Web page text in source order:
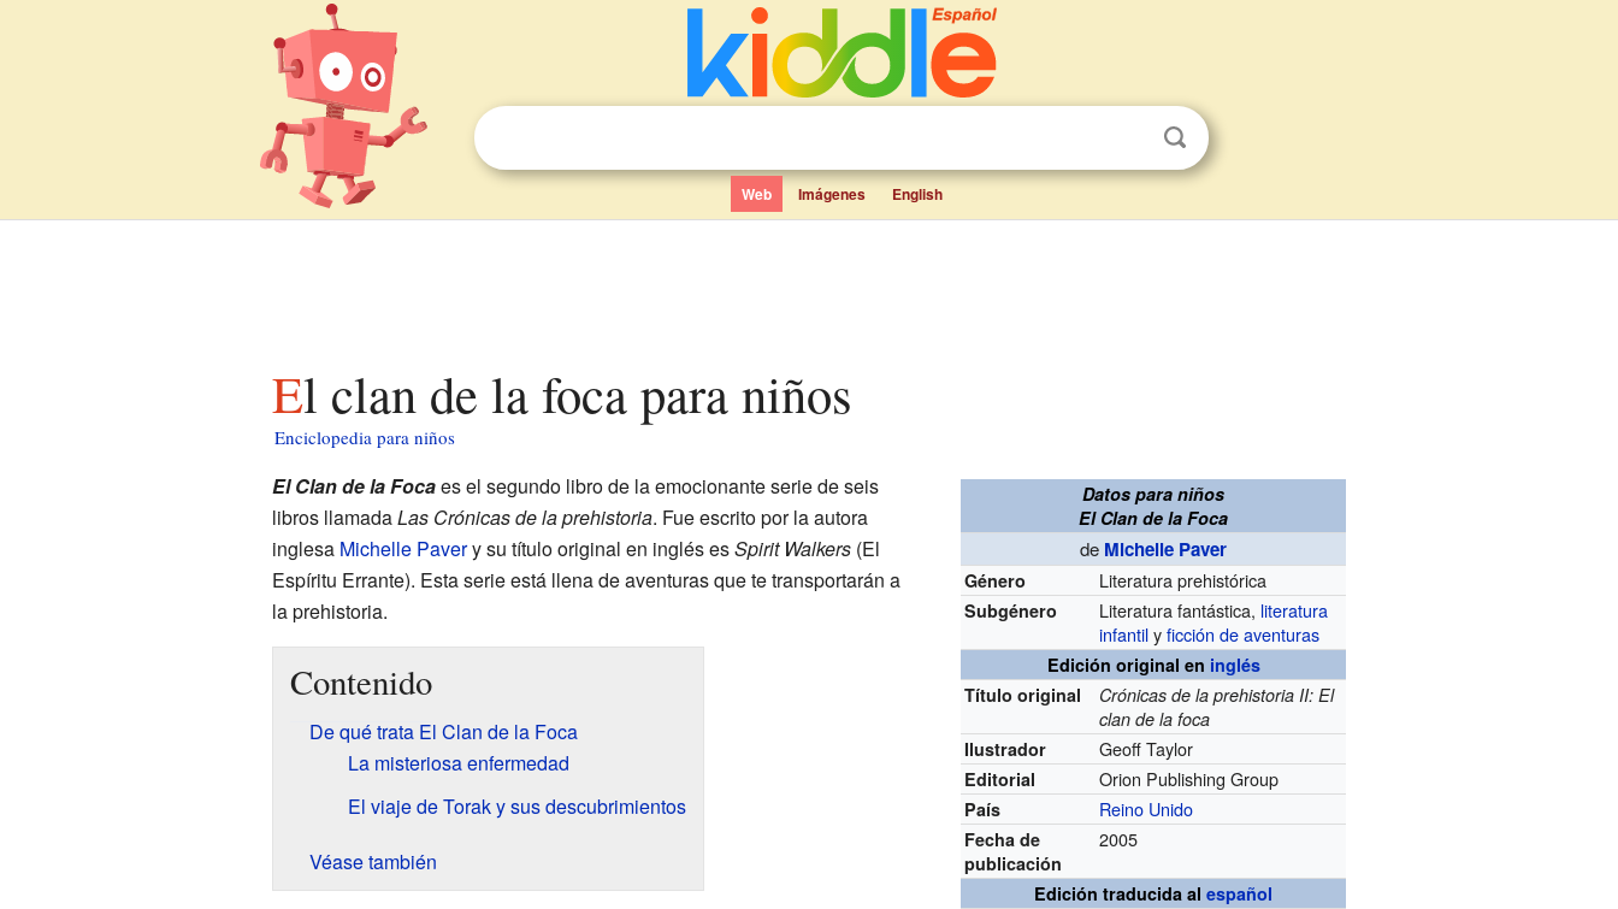
Web Imágenes English
El clan de la foca para niños
Enciclopedia para niños
Datos para niños
El Clan de la Foca
de Michelle Paver
Género Literatura prehistórica
Subgénero Literatura fantástica, literatura
infantilyficción de aventuras
Edición original en inglés
Título original
Crónicas de la prehistoria II: El
clan de la foca
Ilustrador
Geoff Taylor
Editorial Orion Publishing Group
País Reino Unido
Fecha de
publicación
2005
Edición traducida alespañol
El Clan de la Focaes el segundo libro de la emocionante serie de seis
libros llamadaLas Crónicas de la prehistoria. Fue escrito por la autora
inglesa Michelle Pavery su título original en inglés esSpirit Walkers(El
Espíritu Errante). Esta serie está llena de aventuras que te transportarán a
la prehistoria.
Contenido
De qué trata El Clan de la Foca
La misteriosa enfermedad
El viaje de Torak y sus descubrimientos
Véase también